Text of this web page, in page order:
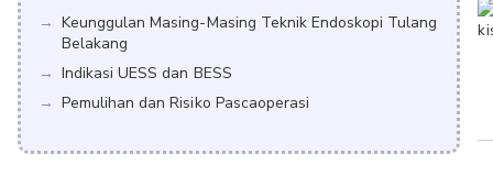
Keunggulan Masing-Masing Teknik Endoskopi Tulang
Belakang
Indikasi UESS dan BESS
Pemulihan dan Risiko Pascaoperasi